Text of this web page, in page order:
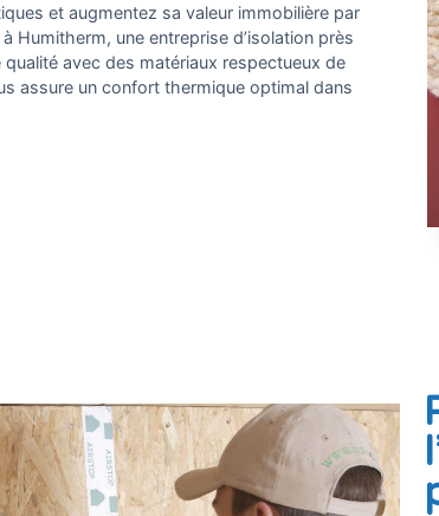
et augmentez sa valeur immobilière par
Humitherm, une entreprise d’isolation près
avec des matériaux respectueux de
assure un confort thermique optimal dans